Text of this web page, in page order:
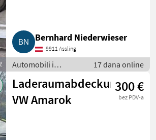
Bernhard Niederwieser
9911 Assling
Automobili i
motocikli / Dijelovi
za automobile
17 dana online
Laderaumabdeckung
VW Amarok
300 €
bez PDV-a